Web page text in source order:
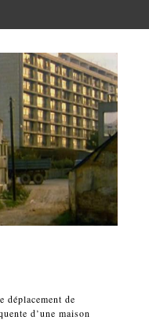
déplacement de
d’une maison